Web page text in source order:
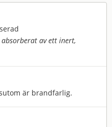
av ett inert,
är brandfarlig.